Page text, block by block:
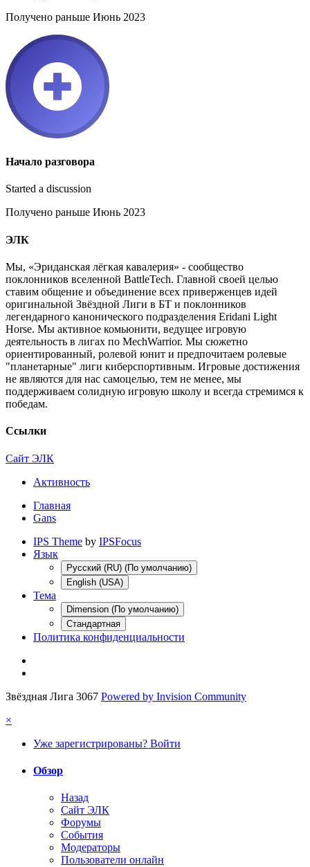
Получено раньше Июнь 2023
Начало разговора
Started a discussion
Получено раньше Июнь 2023
ЭЛК
Мы, «Эриданская лёгкая кавалерия» - сообщество
поклонников вселенной BattleTech. Главной своей целью
ставим общение и объединение всех приверженцев идей
оригинальной Звёздной Лиги в БТ и поклонников
легендарного канонического подразделения Eridani Light
Horse. Мы активное комьюнити, ведущее игровую
деятельность в лигах по MechWarrior. Мы сюжетно
ориентированный, ролевой юнит и предпочитаем ролевые
"планетарные" лиги киберспортивным. Игровые достижения
не являются для нас самоцелью, тем не менее, мы
поддерживаем солидную игровую школу и всегда стремимся к
победам.
Ссылки
Сайт ЭЛК
Активность
Главная
Gans
IPS Theme by IPSFocus
Язык
Русский (RU) (По умолчанию)
English (USA)
Тема
Dimension (По умолчанию)
Стандартная
Политика конфиденциальности
Звёздная Лига 3067 Powered by Invision Community
×
Уже зарегистрированы? Войти
Обзор
Назад
Сайт ЭЛК
Форумы
События
Модераторы
Пользователи онлайн